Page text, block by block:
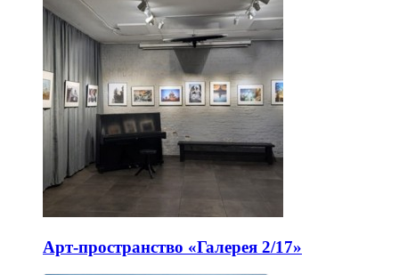
Арт-пространство «Галерея 2/17»